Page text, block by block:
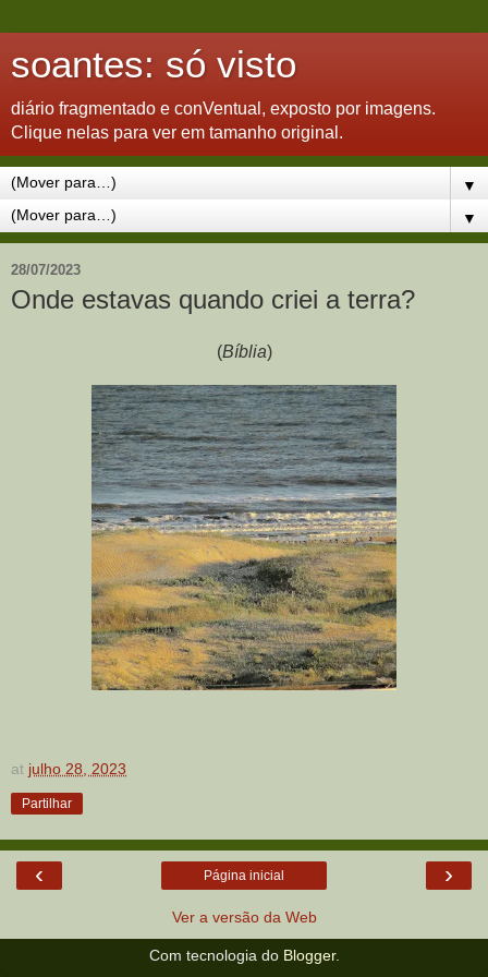
soantes: só visto
diário fragmentado e conVentual, exposto por imagens.
Clique nelas para ver em tamanho original.
▼
▼
28/07/2023
Onde estavas quando criei a terra?
(Bíblia)
at julho 28, 2023
Partilhar
‹ ›
Página inicial
Ver a versão da Web
Com tecnologia do Blogger.